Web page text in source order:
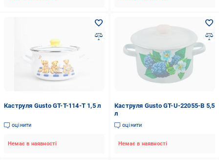
Каструля Gusto GT-T-114-Т 1,5 л
оцінити
Немає в наявності
Каструля Gusto GT-U-22055-B 5,5
л
оцінити
Немає в наявності